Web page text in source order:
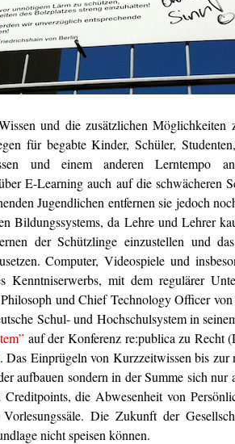
und die zusätzlichen Möglichkeiten
für begabte Kinder, Schüler,
und einem anderen Lerntempo
E-Learning auch auf die schwächeren
Jugendlichen entfernen sie jedoch
Bildungssystems, da Lehre und Lehrer
der Schützlinge einzustellen und
Computer, Videospiele und
mit dem regulärer
und Chief Technology Officer
Schul- und Hochschulsystem in
auf der Konferenz re:publica zu Recht
Das Einprügeln von Kurzzeitwissen bis zur
aufbauen sondern in der Summe sich nur
Creditpoints, die Abwesenheit von
Die Zukunft der
nicht speisen können.